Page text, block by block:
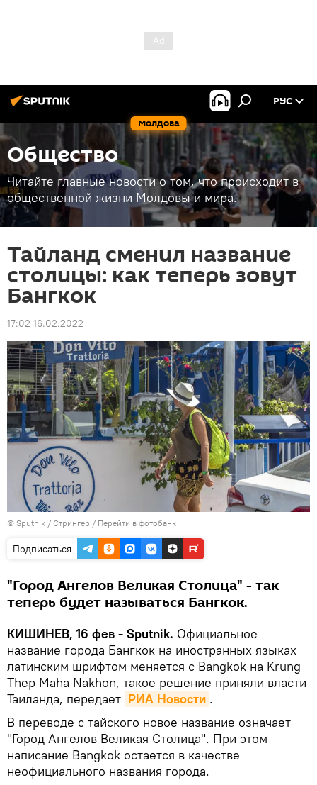
Молдова
РУС
Общество
Читайте главные новости о том, что происходит в
общественной жизни Молдовы и мира.
Тайланд сменил название
столицы: как теперь зовут
Бангкок
17:02 16.02.2022
© Sputnik / Стрингер / Перейти в фотобанк
Подписаться
"Город Ангелов Великая Столица" - так
теперь будет называться Бангкок.
КИШИНЕВ, 16 фев - Sputnik. Официальное
название города Бангкок на иностранных языках
латинским шрифтом меняется с Bangkok на Krung
Thep Maha Nakhon, такое решение приняли власти
Таиланда, передает РИА Новости .
В переводе с тайского новое название означает
"Город Ангелов Великая Столица". При этом
написание Bangkok остается в качестве
неофициального названия города.